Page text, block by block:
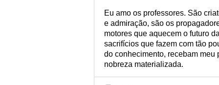
Eu amo os professores. São
e admiração, são os
motores que aquecem o futuro
sacrifícios que fazem com tão
do conhecimento, recebam meu
nobreza materializada.